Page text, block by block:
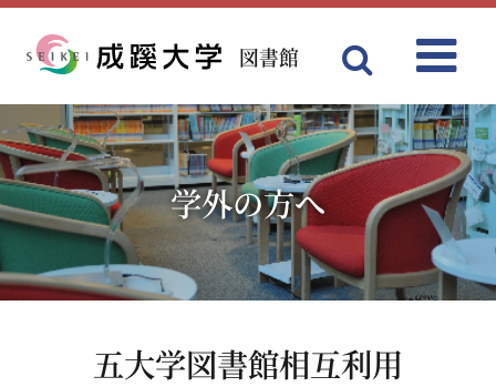
図書館
学外の方へ
五大学図書館相互利用